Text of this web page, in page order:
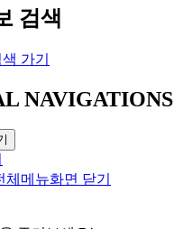
검색
가기
NAVIGATIONS
체메뉴화면 닫기